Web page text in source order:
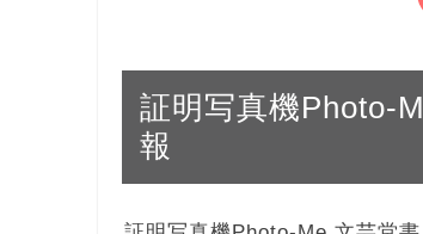
証明写真機Photo-
報